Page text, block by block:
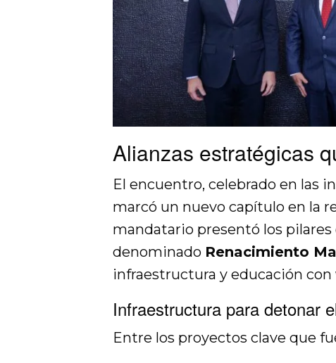
Alianzas estratégicas
El encuentro, celebrado en las
marcó un nuevo capítulo en la
mandatario presentó los
denominado Renacimiento
infraestructura y educación
Infraestructura para detonar
Entre los proyectos clave que